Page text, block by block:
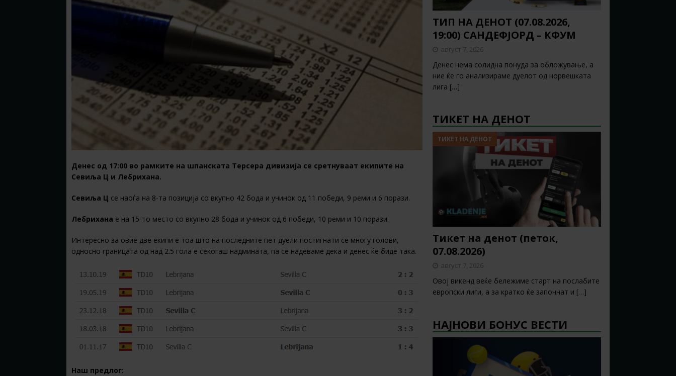
Денес од 17:00 во рамките на шпанската Терсера дивизија се сретнуваат екипите на
Севиља Ц и Лебрихана.
Севиља Ц се наоѓа на 8-та позиција со вкупно 42 бода и учинок од 11 победи, 9 реми и 6 порази.
Лебрихана е на 15-то место со вкупно 28 бода и учинок од 6 победи, 10 реми и 10 порази.
Интересно за овие две екипи е тоа што на последните пет дуели постигнати се многу голови,
односно границата од над 2.5 гола е секогаш надмината, па се надеваме дека и денес ќе биде така.
Наш предлог:
ТИП НА ДЕНОТ (07.08.2026,
19:00) САНДЕФЈОРД – КФУМ
август 7, 2026
Денес нема солидна понуда за обложување, а
ние ќе го анализираме дуелот од норвешката
лига […]
ТИКЕТ НА ДЕНОТ
ТИКЕТ НА ДЕНОТ
Тикет на денот (петок,
07.08.2026)
август 7, 2026
Овој викенд веќе бележиме старт на послабите
европски лиги, а за кратко ќе започнат и […]
НАЈНОВИ БОНУС ВЕСТИ